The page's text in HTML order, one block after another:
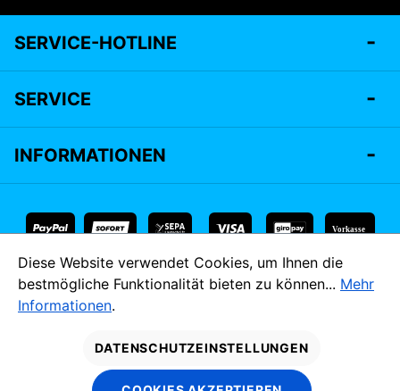
SERVICE-HOTLINE
SERVICE
INFORMATIONEN
Vorkasse
* Alle Preise inkl. gesetzl. Mehrwertsteuer zzgl.
Versandkosten
und ggf. Nachnahmegebühren, wenn nicht anders angegeben.
MADE IM
Diese Website verwendet Cookies, um Ihnen die
bestmögliche Funktionalität bieten zu können... Mehr
Informationen.
DATENSCHUTZEINSTELLUNGEN